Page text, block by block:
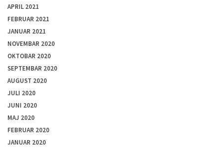
APRIL 2021
FEBRUAR 2021
JANUAR 2021
NOVEMBAR 2020
OKTOBAR 2020
SEPTEMBAR 2020
AUGUST 2020
JULI 2020
JUNI 2020
MAJ 2020
FEBRUAR 2020
JANUAR 2020